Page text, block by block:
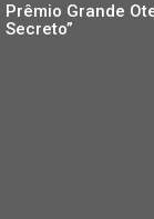
Prêmio Grande
Secreto”